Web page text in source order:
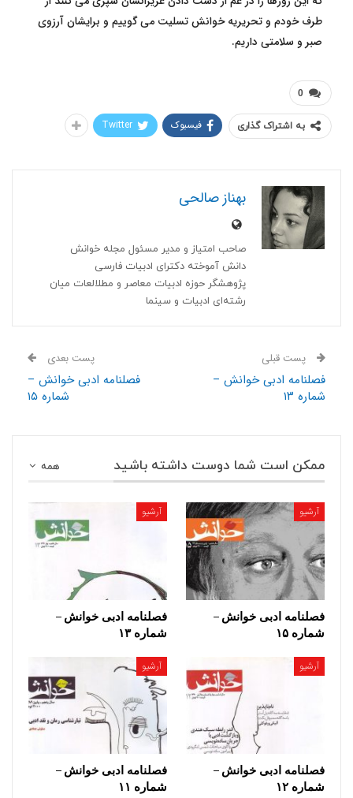
طرف خودم و تحریریه خوانش تسلیت می گوییم و برایشان آرزوی
صبر و سلامتی داریم.
0
به اشتراک گذاری فیسبوک Twitter
بهناز صالحی
صاحب امتیاز و مدیر مسئول مجله خوانش
دانش آموخته دکترای ادبیات فارسی
پژوهشگر حوزه ادبیات معاصر و مطلالعات میان
رشته‌ای ادبیات و سینما
پست قبلی
فصلنامه ادبی خوانش –
شماره ۱۳
پست بعدی
فصلنامه ادبی خوانش –
شماره ۱۵
همه ممکن است شما دوست داشته باشید
آرشیو
فصلنامه ادبی خوانش –
شماره ۱۵
آرشیو
فصلنامه ادبی خوانش –
شماره ۱۳
آرشیو
فصلنامه ادبی خوانش –
شماره ۱۲
آرشیو
فصلنامه ادبی خوانش –
شماره ۱۱